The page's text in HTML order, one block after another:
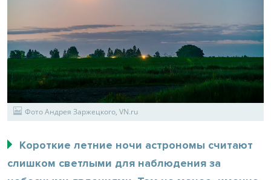
Фото Андрея Заржецкого, VN.ru
Короткие летние ночи астрономы считают
слишком светлыми для наблюдения за